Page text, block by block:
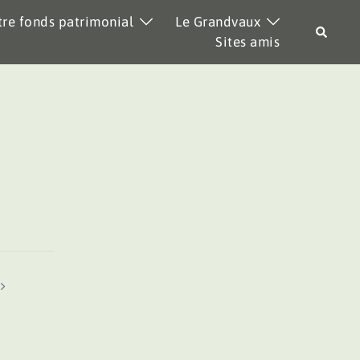
fonds patrimonial
Le Grandvaux
Sites amis